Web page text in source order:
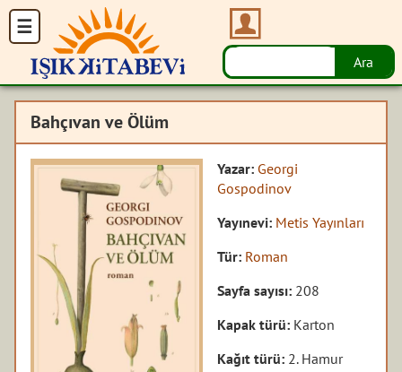
Bahçıvan ve Ölüm
Yazar: Georgi
Gospodinov
Yayınevi: Metis Yayınları
Tür: Roman
Sayfa sayısı: 208
Kapak türü: Karton
Kağıt türü: 2. Hamur